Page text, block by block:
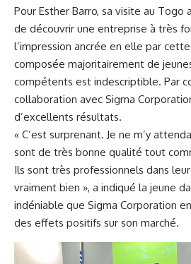
Pour Esther Barro, sa visite au Togo
de découvrir une entreprise à très
l’impression ancrée en elle par
composée majoritairement de
compétents est indescriptible. Par
collaboration avec Sigma
d’excellents résultats.
« C’est surprenant. Je ne m’y
sont de très bonne qualité tout
Ils sont très professionnels dans
vraiment bien », a indiqué la jeune
indéniable que Sigma Corporation
des effets positifs sur son marché.